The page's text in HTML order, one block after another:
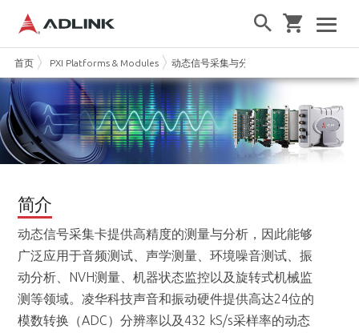
首页 PXI Platforms & Modules 动态信号采集与分析模块
简介
动态信号采集卡提供高精度的测量与分析，因此能够
广泛应用于音频测试、声学测量、环境噪音测试、振
动分析、NVH测量、机器状态监控以及旋转式机械监
测等领域。凌华科技声音和振动硬件提供高达24位的
模数转换（ADC）分辨率以及432 kS/s采样率的动态